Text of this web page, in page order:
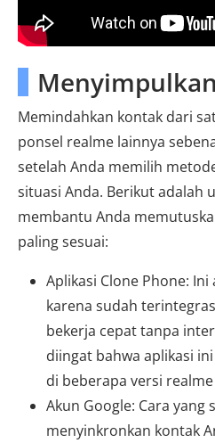
Menyimpulkan
Memindahkan kontak dari
ponsel realme lainnya
setelah Anda memilih
situasi Anda. Berikut adalah
membantu Anda
paling sesuai:
Aplikasi Clone Phone:
karena sudah
bekerja cepat tanpa
diingat bahwa aplikasi
di beberapa versi realme
Akun Google: Cara
menyinkronkan kontak